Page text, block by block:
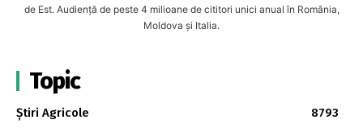
de Est. Audiență de peste 4 milioane de cititori unici anual în România,
Moldova și Italia.
Topic
Știri Agricole
8793